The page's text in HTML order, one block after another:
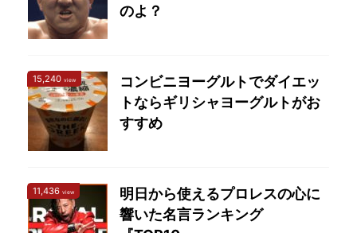
で、その年のジュニア選
手のナンバーワンを決め
は？ 階級のことです。新
日本プロレスでは体重別
に階級を分けており、
100キロ以上の ...
のよ？
15,240 view
コンビニヨーグルトでダイエッ
トならギリシャヨーグルトがお
すすめ
11,436 view
明日から使えるプロレスの心に
響いた名言ランキング